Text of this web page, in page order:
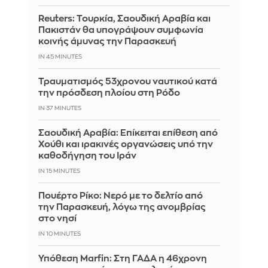
Reuters: Τουρκία, Σαουδική Αραβία και
Πακιστάν θα υπογράψουν συμφωνία
κοινής άμυνας την Παρασκευή
IN 45 MINUTES
Τραυματισμός 53χρονου ναυτικού κατά
την πρόσδεση πλοίου στη Ρόδο
IN 37 MINUTES
Σαουδική Αραβία: Επίκειται επίθεση από
Χούθι και ιρακινές οργανώσεις υπό την
καθοδήγηση του Ιράν
IN 15 MINUTES
Πουέρτο Ρίκο: Νερό με το δελτίο από
την Παρασκευή, λόγω της ανομβρίας
στο νησί
IN 10 MINUTES
Υπόθεση Marfin: Στη ΓΑΔΑ η 46χρονη